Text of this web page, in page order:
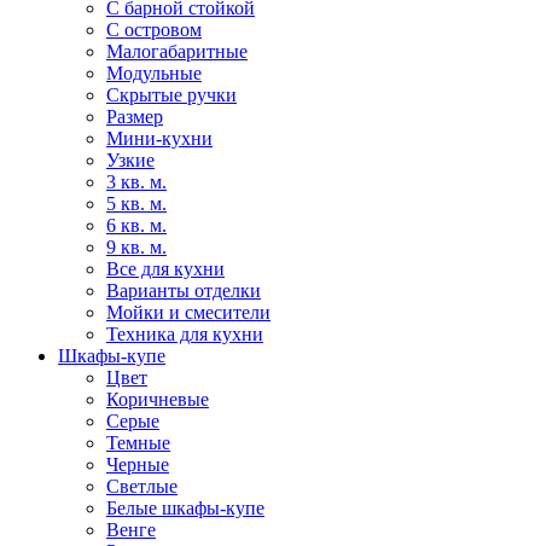
С барной стойкой
С островом
Малогабаритные
Модульные
Скрытые ручки
Размер
Мини-кухни
Узкие
3 кв. м.
5 кв. м.
6 кв. м.
9 кв. м.
Все для кухни
Варианты отделки
Мойки и смесители
Техника для кухни
Шкафы-купе
Цвет
Коричневые
Серые
Темные
Черные
Светлые
Белые шкафы-купе
Венге